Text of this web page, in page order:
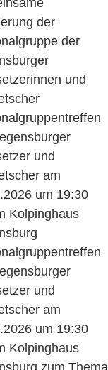
der
der
und
und
am
um 19:30
Kolpinghaus
und
am
um 19:30
Kolpinghaus
zum Thema